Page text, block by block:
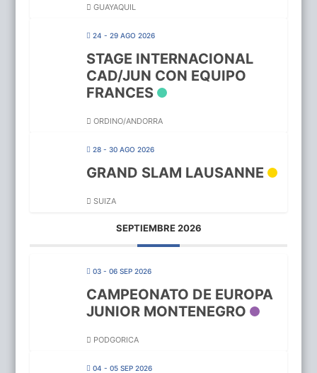
GUAYAQUIL
24 - 29 AGO 2026
STAGE INTERNACIONAL
CAD/JUN CON EQUIPO
FRANCES
ORDINO/ANDORRA
28 - 30 AGO 2026
GRAND SLAM LAUSANNE
SUIZA
SEPTIEMBRE 2026
03 - 06 SEP 2026
CAMPEONATO DE EUROPA
JUNIOR MONTENEGRO
PODGORICA
04 - 05 SEP 2026